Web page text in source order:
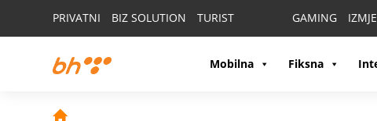
PRIVATNI BIZ SOLUTION TURIST GAMING
Mobilna Fiksna